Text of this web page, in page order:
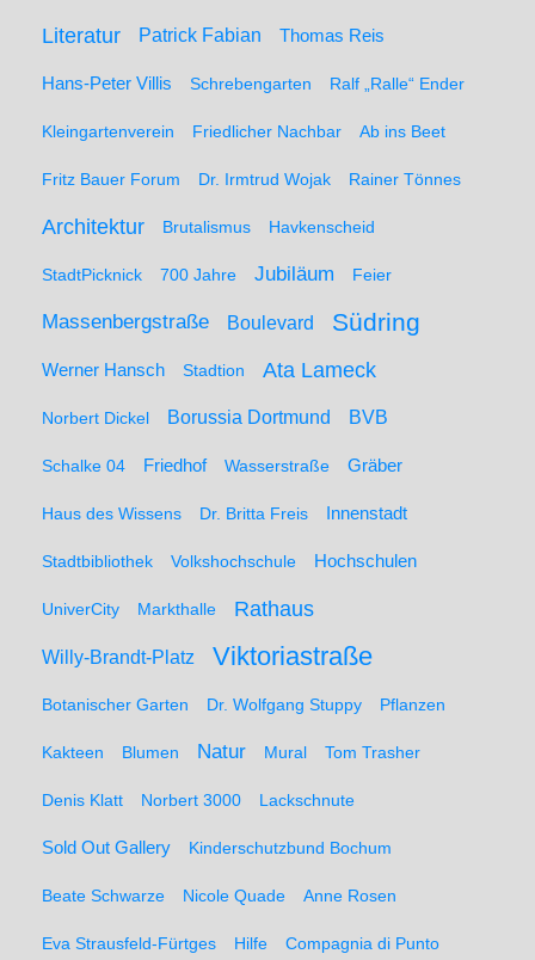
Literatur Patrick Fabian Thomas Reis
Hans-Peter Villis Schrebengarten Ralf „Ralle“ Ender
Kleingartenverein Friedlicher Nachbar Ab ins Beet
Fritz Bauer Forum Dr. Irmtrud Wojak Rainer Tönnes
Architektur Brutalismus Havkenscheid
StadtPicknick 700 Jahre Jubiläum Feier
Massenbergstraße Boulevard Südring
Werner Hansch Stadtion Ata Lameck
Norbert Dickel Borussia Dortmund BVB
Schalke 04 Friedhof Wasserstraße Gräber
Haus des Wissens Dr. Britta Freis Innenstadt
Stadtbibliothek Volkshochschule Hochschulen
UniverCity Markthalle Rathaus
Willy-Brandt-Platz Viktoriastraße
Botanischer Garten Dr. Wolfgang Stuppy Pflanzen
Kakteen Blumen Natur Mural Tom Trasher
Denis Klatt Norbert 3000 Lackschnute
Sold Out Gallery Kinderschutzbund Bochum
Beate Schwarze Nicole Quade Anne Rosen
Eva Strausfeld-Fürtges Hilfe Compagnia di Punto